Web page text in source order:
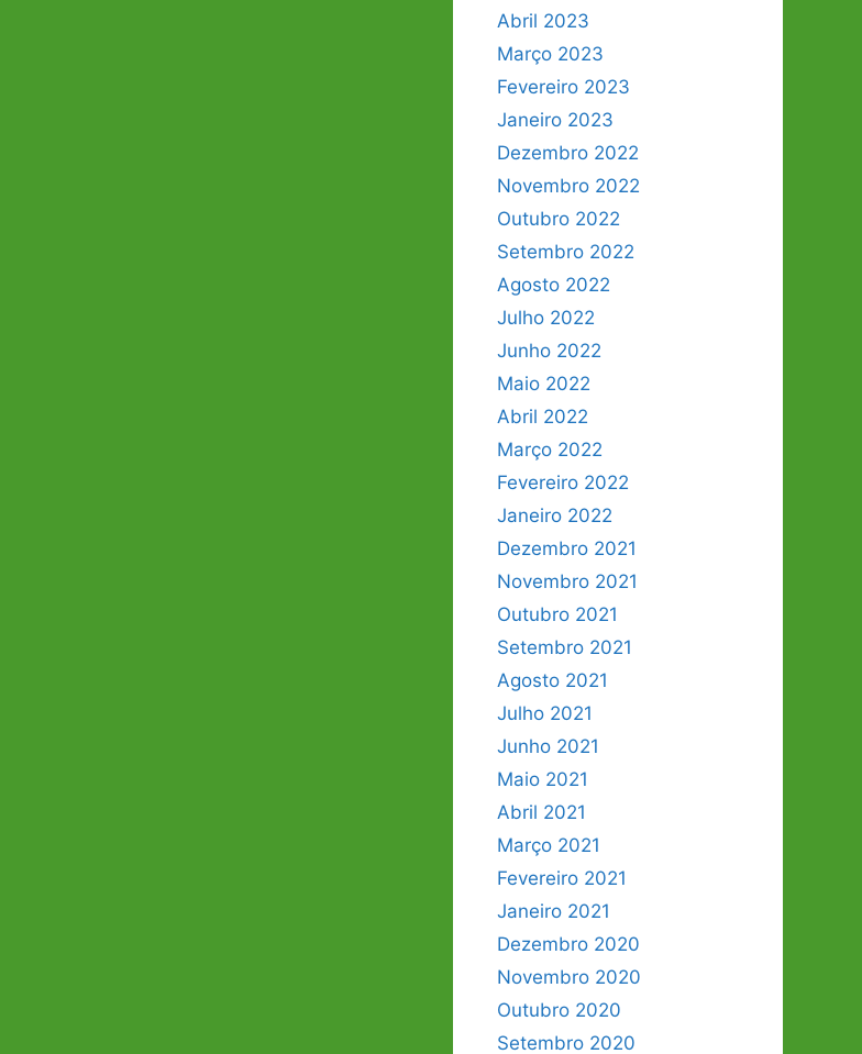
Abril 2023
Março 2023
Fevereiro 2023
Janeiro 2023
Dezembro 2022
Novembro 2022
Outubro 2022
Setembro 2022
Agosto 2022
Julho 2022
Junho 2022
Maio 2022
Abril 2022
Março 2022
Fevereiro 2022
Janeiro 2022
Dezembro 2021
Novembro 2021
Outubro 2021
Setembro 2021
Agosto 2021
Julho 2021
Junho 2021
Maio 2021
Abril 2021
Março 2021
Fevereiro 2021
Janeiro 2021
Dezembro 2020
Novembro 2020
Outubro 2020
Setembro 2020